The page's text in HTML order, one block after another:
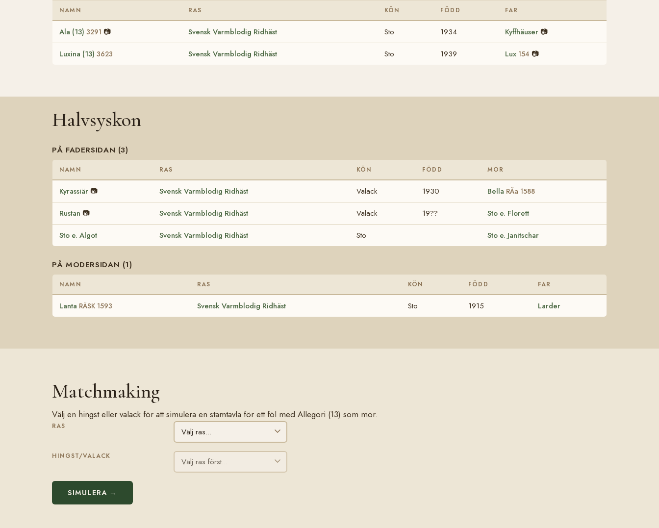
NAMN RAS KÖN FÖDD FAR
Ala (13) 3291 📷 Svensk Varmblodig Ridhäst Sto 1934 Kyffhäuser 📷
Luxina (13) 3623 Svensk Varmblodig Ridhäst Sto 1939 Lux 154 📷
Halvsyskon
PÅ FADERSIDAN (3)
NAMN RAS KÖN FÖDD MOR
Kyrassiär 📷 Svensk Varmblodig Ridhäst Valack 1930 Bella RÄa 1588
Rustan 📷 Svensk Varmblodig Ridhäst Valack 19?? Sto e. Florett
Sto e. Algot Svensk Varmblodig Ridhäst Sto Sto e. Janitschar
PÅ MODERSIDAN (1)
NAMN RAS KÖN FÖDD FAR
Lanta RÄSK 1593 Svensk Varmblodig Ridhäst Sto 1915 Larder
Matchmaking
Välj en hingst eller valack för att simulera en stamtavla för ett föl med Allegori (13) som mor.
RAS
HINGST/VALACK
SIMULERA →